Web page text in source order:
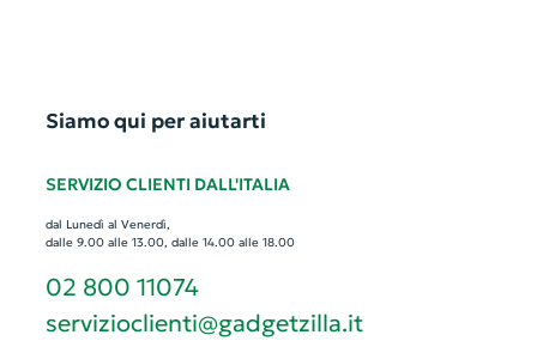
Siamo qui per aiutarti
SERVIZIO CLIENTI DALL'ITALIA
dal Lunedì al Venerdì,
dalle 9.00 alle 13.00, dalle 14.00 alle 18.00
02 800 11074
servizioclienti@gadgetzilla.it